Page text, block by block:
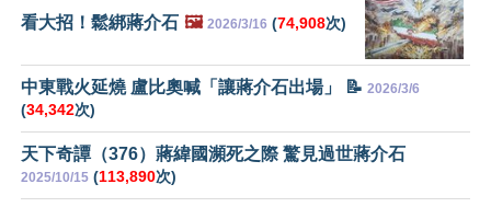
看大招！鬆綁蔣介石 🖼️ 2026/3/16 (74,908次)
中東戰火延燒 盧比奧喊「讓蔣介石出場」 📝 2026/3/6
(34,342次)
天下奇譚（376）蔣緯國瀕死之際 驚見過世蔣介石
2025/10/15 (113,890次)